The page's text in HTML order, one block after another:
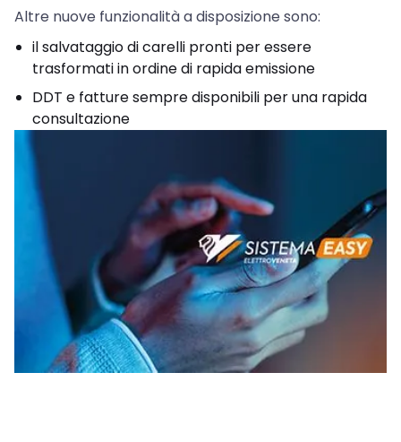
Altre nuove funzionalità a disposizione sono:
il salvataggio di carelli pronti per essere
trasformati in ordine di rapida emissione
DDT e fatture sempre disponibili per una rapida
consultazione